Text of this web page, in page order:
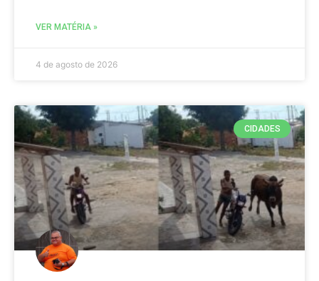
VER MATÉRIA »
4 de agosto de 2026
CIDADES